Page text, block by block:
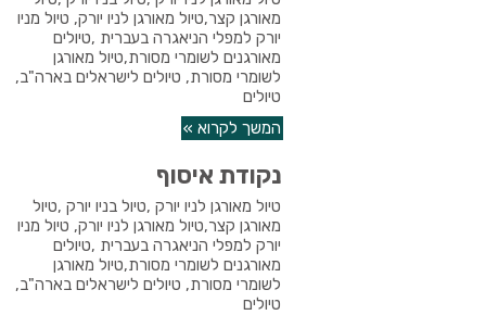
מאורגן קצר,טיול מאורגן לניו יורק, טיול מניו
יורק למפלי הניאגרה בעברית ,טיולים
מאורגנים לשומרי מסורת,טיול מאורגן
לשומרי מסורת, טיולים לישראלים בארה"ב,
טיולים
המשך לקרוא »
נקודת איסוף
טיול מאורגן לניו יורק ,טיול בניו יורק ,טיול
מאורגן קצר,טיול מאורגן לניו יורק, טיול מניו
יורק למפלי הניאגרה בעברית ,טיולים
מאורגנים לשומרי מסורת,טיול מאורגן
לשומרי מסורת, טיולים לישראלים בארה"ב,
טיולים